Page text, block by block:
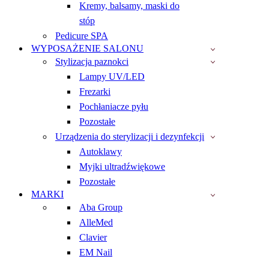
Kremy, balsamy, maski do
stóp
Pedicure SPA
WYPOSAŻENIE SALONU
Stylizacja paznokci
Lampy UV/LED
Frezarki
Pochłaniacze pyłu
Pozostałe
Urządzenia do sterylizacji i dezynfekcji
Autoklawy
Myjki ultradźwiękowe
Pozostałe
MARKI
Aba Group
AlleMed
Clavier
EM Nail